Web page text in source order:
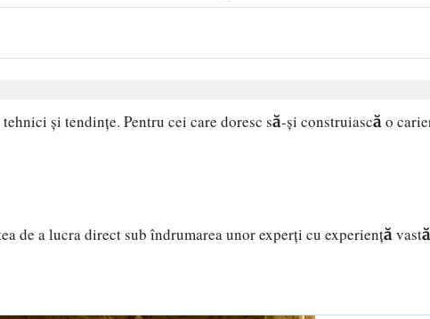
și tendințe. Pentru cei care doresc să-și construiască o
a lucra direct sub îndrumarea unor experți cu experiență